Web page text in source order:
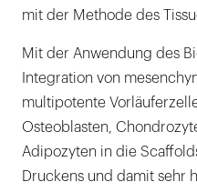
mit der Methode des
Mit der Anwendung des
Integration von
multipotente
Osteoblasten,
Adipozyten in die
Druckens und damit sehr